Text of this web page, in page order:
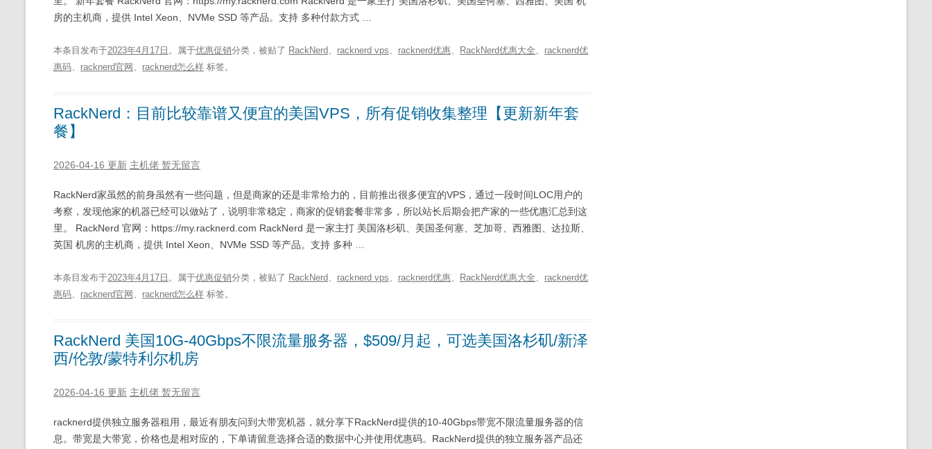
房的主机商，提供 Intel Xeon、NVMe SSD 等产品。支持 多种付款方式 …
本条目发布于2023年4月17日 。属于优惠促销分类，被贴了 RackNerd、 racknerd vps、 racknerd优惠、 RackNerd优惠大全、 racknerd优
惠码、 racknerd官网 、 racknerd怎么样 标签。
RackNerd：目前比较靠谱又便宜的美国VPS，所有促销收集整理【更新新年套
餐】
2026-04-16 更新 主机佬 暂无留言
RackNerd家虽然的前身虽然有一些问题，但是商家的还是非常给力的，目前推出很多便宜的VPS，通过一段时间LOC用户的
考察，发现他家的机器已经可以做站了，说明非常稳定，商家的促销套餐非常多，所以站长后期会把产家的一些优惠汇总到这
里。 RackNerd 官网：https://my.racknerd.com RackNerd 是一家主打 美国洛杉矶、美国圣何塞、芝加哥、西雅图、达拉斯、
英国 机房的主机商，提供 Intel Xeon、NVMe SSD 等产品。支持 多种 …
本条目发布于2023年4月17日 。属于优惠促销分类，被贴了 RackNerd、 racknerd vps、 racknerd优惠、 RackNerd优惠大全、 racknerd优
惠码、 racknerd官网 、 racknerd怎么样 标签。
RackNerd 美国10G-40Gbps不限流量服务器，$509/月起，可选美国洛杉矶/新泽
西/伦敦/蒙特利尔机房
2026-04-16 更新 主机佬 暂无留言
racknerd提供独立服务器租用，最近有朋友问到大带宽机器，就分享下RackNerd提供的10-40Gbps带宽不限流量服务器的信
息。带宽是大带宽，价格也是相对应的，下单请留意选择合适的数据中心并使用优惠码。RackNerd提供的独立服务器产品还